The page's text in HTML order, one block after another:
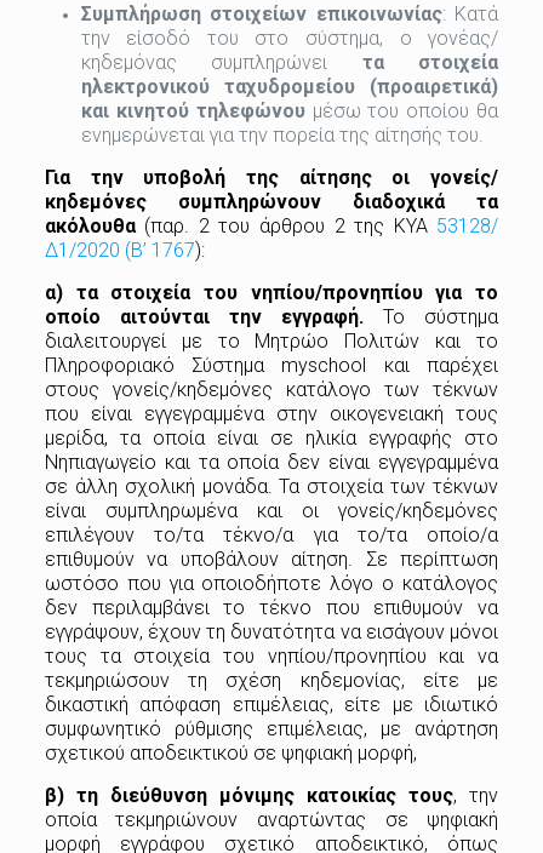
Συμπλήρωση στοιχείων επικοινωνίας: Κατά
την είσοδό του στο σύστημα, ο γονέας/
κηδεμόνας συμπληρώνει τα στοιχεία
ηλεκτρονικού ταχυδρομείου (προαιρετικά)
και κινητού τηλεφώνουμέσω του οποίου θα
ενημερώνεται για την πορεία της αίτησής του.
Για την υποβολή της αίτησης οι γονείς/
κηδεμόνες συμπληρώνουν διαδοχικά τα
ακόλουθα (παρ. 2 του άρθρου 2 της ΚΥΑ 53128/
Δ1/2020 (Β’ 1767):
α) τα στοιχεία του νηπίου/προνηπίου για το
οποίο αιτούνται την εγγραφή.Το σύστημα
διαλειτουργεί με το Μητρώο Πολιτών και το
Πληροφοριακό Σύστημα myschool και παρέχει
στους γονείς/κηδεμόνες κατάλογο των τέκνων
που είναι εγγεγραμμένα στην οικογενειακή τους
μερίδα, τα οποία είναι σε ηλικία εγγραφής στο
Νηπιαγωγείο και τα οποία δεν είναι εγγεγραμμένα
σε άλλη σχολική μονάδα. Τα στοιχεία των τέκνων
είναι συμπληρωμένα και οι γονείς/κηδεμόνες
επιλέγουν το/τα τέκνο/α για το/τα οποίο/α
επιθυμούν να υποβάλουν αίτηση. Σε περίπτωση
ωστόσο που για οποιοδήποτε λόγο ο κατάλογος
δεν περιλαμβάνει το τέκνο που επιθυμούν να
εγγράψουν, έχουν τη δυνατότητα να εισάγουν μόνοι
τους τα στοιχεία του νηπίου/προνηπίου και να
τεκμηριώσουν τη σχέση κηδεμονίας, είτε με
δικαστική απόφαση επιμέλειας, είτε με ιδιωτικό
συμφωνητικό ρύθμισης επιμέλειας, με ανάρτηση
σχετικού αποδεικτικού σε ψηφιακή μορφή,
β) τη διεύθυνση μόνιμης κατοικίας τους, την
οποία τεκμηριώνουν αναρτώντας σε ψηφιακή
μορφή εγγράφου σχετικό αποδεικτικό, όπως